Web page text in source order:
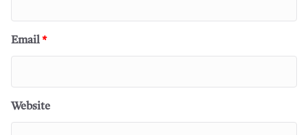
Email*
Website